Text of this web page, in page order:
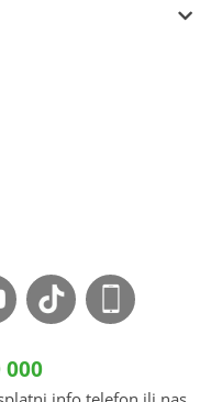
000